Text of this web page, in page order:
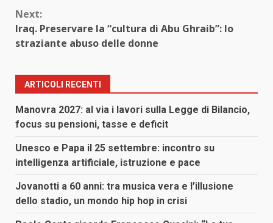
Next:
Iraq. Preservare la “cultura di Abu Ghraib”: lo
straziante abuso delle donne
ARTICOLI RECENTI
Manovra 2027: al via i lavori sulla Legge di Bilancio,
focus su pensioni, tasse e deficit
Unesco e Papa il 25 settembre: incontro su
intelligenza artificiale, istruzione e pace
Jovanotti a 60 anni: tra musica vera e l’illusione
dello stadio, un mondo hip hop in crisi